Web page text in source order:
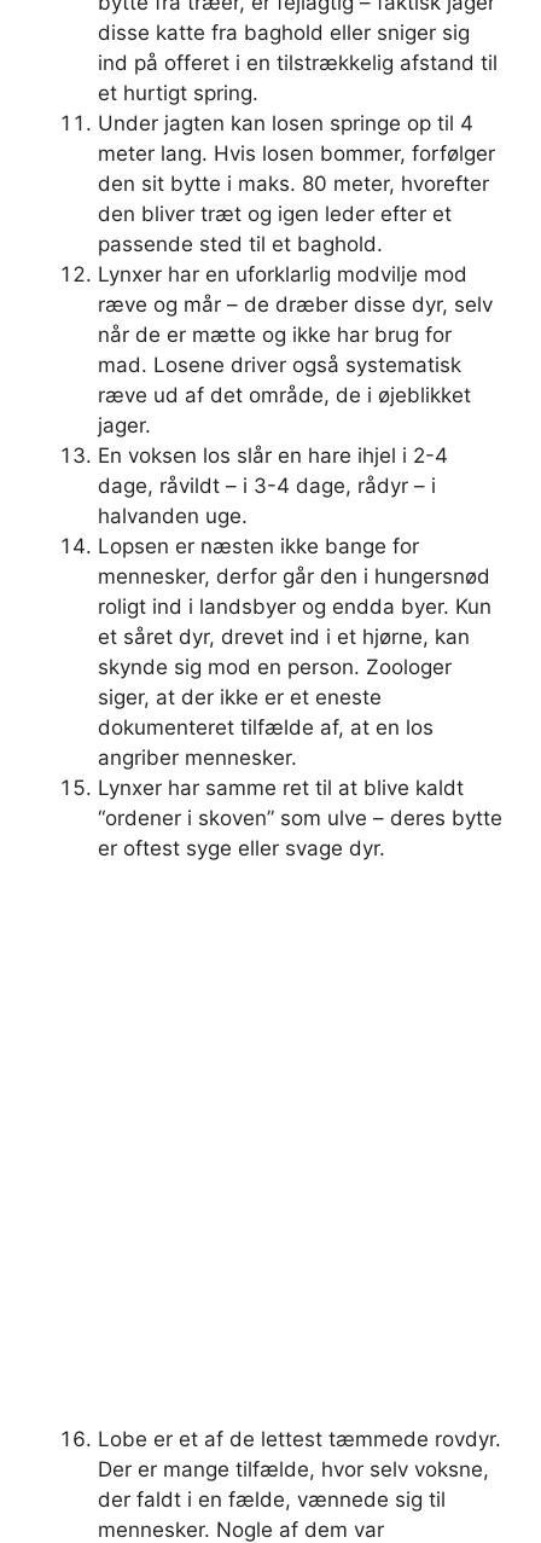
disse katte fra baghold eller sniger sig
ind på offeret i en tilstrækkelig afstand til
et hurtigt spring.
Under jagten kan losen springe op til 4
meter lang. Hvis losen bommer, forfølger
den sit bytte i maks. 80 meter, hvorefter
den bliver træt og igen leder efter et
passende sted til et baghold.
Lynxer har en uforklarlig modvilje mod
ræve og mår – de dræber disse dyr, selv
når de er mætte og ikke har brug for
mad. Losene driver også systematisk
ræve ud af det område, de i øjeblikket
jager.
En voksen los slår en hare ihjel i 2-4
dage, råvildt – i 3-4 dage, rådyr – i
halvanden uge.
Lopsen er næsten ikke bange for
mennesker, derfor går den i hungersnød
roligt ind i landsbyer og endda byer. Kun
et såret dyr, drevet ind i et hjørne, kan
skynde sig mod en person. Zoologer
siger, at der ikke er et eneste
dokumenteret tilfælde af, at en los
angriber mennesker.
Lynxer har samme ret til at blive kaldt
“ordener i skoven” som ulve – deres bytte
er oftest syge eller svage dyr.
Lobe er et af de lettest tæmmede rovdyr.
Der er mange tilfælde, hvor selv voksne,
der faldt i en fælde, vænnede sig til
mennesker. Nogle af dem var